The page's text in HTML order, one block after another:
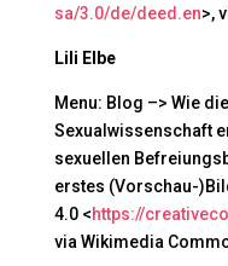
sa/3.0/de/deed.en>,
Lili Elbe
Menu: Blog –> Wie
Sexualwissenschaft
sexuellen
erstes (Vorschau-
4.0 <https://
via Wikimedia